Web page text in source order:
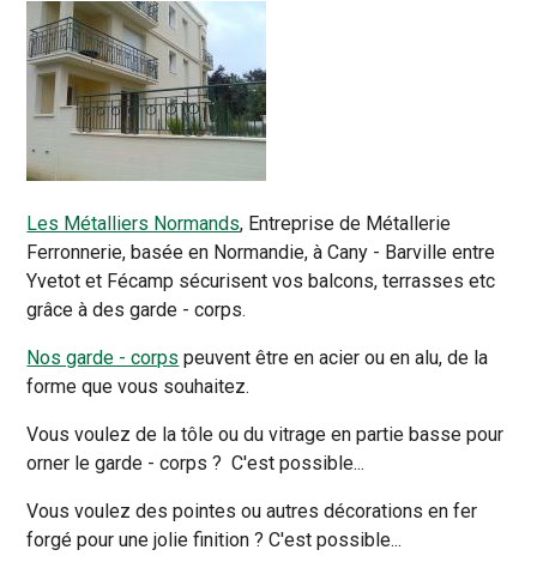
Les Métalliers Normands, Entreprise de Métallerie
Ferronnerie, basée en Normandie, à Cany - Barville entre
Yvetot et Fécamp sécurisent vos balcons, terrasses etc
grâce à des garde - corps.
Nos garde - corps peuvent être en acier ou en alu, de la
forme que vous souhaitez.
Vous voulez de la tôle ou du vitrage en partie basse pour
orner le garde - corps ? C'est possible...
Vous voulez des pointes ou autres décorations en fer
forgé pour une jolie finition ? C'est possible...